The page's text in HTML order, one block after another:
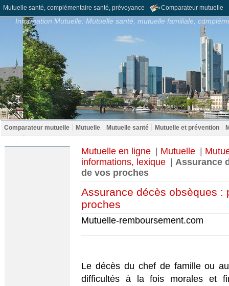
Mutuelle santé, complémentaire santé, prévoyance Comparateur mutuelle
Information Mutuelle: Mutuelle santé, mutuelle familiale,
Comparateur mutuelle Mutuelle Mutuelle santé Mutuelle et prévention
Mutuelle en ligne Mutuelle
informations, lexique
Assurance
de vos proches
Assurance décès obsèques :
proches
Mutuelle-remboursement.com
Le décès du chef de famille ou
difficultés à la fois morales et